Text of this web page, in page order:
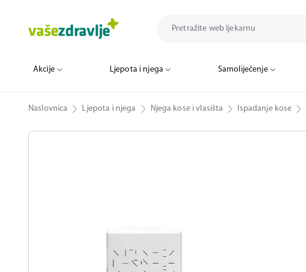
Akcije Ljepota i njega Samoliječenje
Naslovnica Ljepota i njega Njega kose i vlasišta Ispadanje kose